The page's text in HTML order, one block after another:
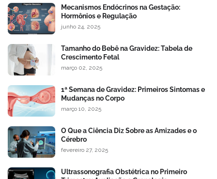
Mecanismos Endócrinos na Gestação:
Hormônios e Regulação
junho 24, 2025
Tamanho do Bebê na Gravidez: Tabela de
Crescimento Fetal
março 02, 2025
1ª Semana de Gravidez: Primeiros Sintomas e
Mudanças no Corpo
março 10, 2025
O Que a Ciência Diz Sobre as Amizades e o
Cérebro
fevereiro 27, 2025
Ultrassonografia Obstétrica no Primeiro